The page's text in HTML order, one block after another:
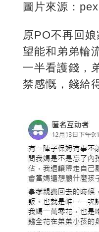
圖片來源：
原PO不再回
望能和弟弟輪
一半看護錢，
禁感慨，錢給